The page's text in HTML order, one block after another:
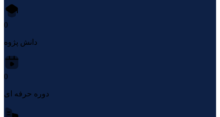
0
دانش پژوه
0
دوره حرفه ای